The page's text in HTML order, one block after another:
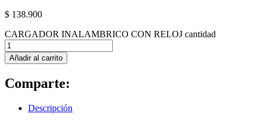
$ 138.900
CARGADOR INALAMBRICO CON RELOJ cantidad
Añadir al carrito
Comparte:
Descripción